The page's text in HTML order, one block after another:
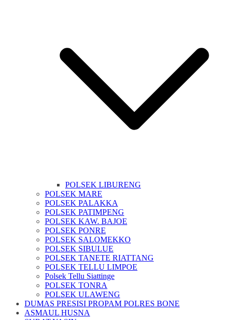
POLSEK LIBURENG
POLSEK MARE
POLSEK PALAKKA
POLSEK PATIMPENG
POLSEK KAW. BAJOE
POLSEK PONRE
POLSEK SALOMEKKO
POLSEK SIBULUE
POLSEK TANETE RIATTANG
POLSEK TELLU LIMPOE
Polsek Tellu Siattinge
POLSEK TONRA
POLSEK ULAWENG
DUMAS PRESISI PROPAM POLRES BONE
ASMAUL HUSNA